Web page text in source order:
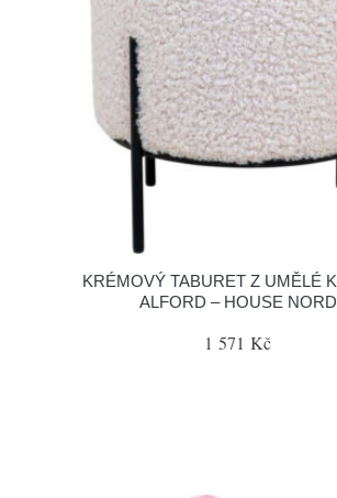
KRÉMOVÝ TABURET Z UMĚLÉ
ALFORD – HOUSE
1 571 Kč